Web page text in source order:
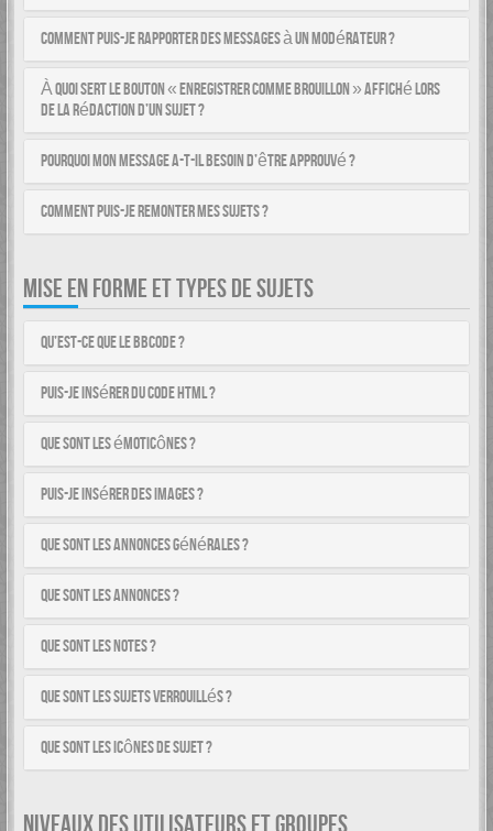
Comment puis-je rapporter des messages à un modérateur ?
À quoi sert le bouton « Enregistrer comme brouillon » affiché lors
de la rédaction d’un sujet ?
Pourquoi mon message a-t-il besoin d’être approuvé ?
Comment puis-je remonter mes sujets ?
MISE EN FORME ET TYPES DE SUJETS
Qu’est-ce que le BBCode ?
Puis-je insérer du code HTML ?
Que sont les émoticônes ?
Puis-je insérer des images ?
Que sont les annonces générales ?
Que sont les annonces ?
Que sont les notes ?
Que sont les sujets verrouillés ?
Que sont les icônes de sujet ?